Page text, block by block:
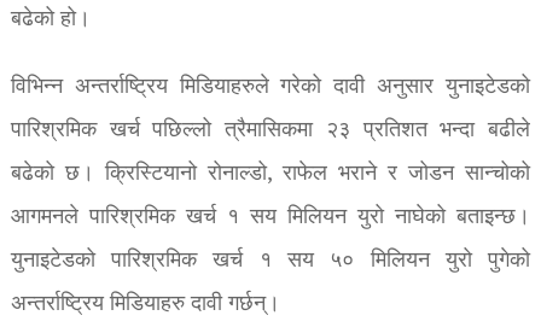
बढेको हो।
विभिन्न अन्तर्राष्ट्रिय मिडियाहरुले गरेको दावी अनुसार युनाइटेडको
पारिश्रमिक खर्च पछिल्लो त्रैमासिकमा २३ प्रतिशत भन्दा बढीले
बढेको छ। क्रिस्टियानो रोनाल्डो, राफेल भराने र जोडन सान्चोको
आगमनले पारिश्रमिक खर्च १ सय मिलियन युरो नाघेको बताइन्छ।
युनाइटेडको पारिश्रमिक खर्च १ सय ५० मिलियन युरो पुगेको
अन्तर्राष्ट्रिय मिडियाहरु दावी गर्छन्।